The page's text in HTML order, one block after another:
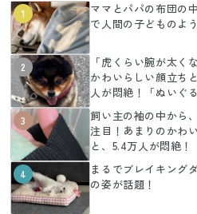
1
ママとパパの布団の
で人間の子どものよ
2
「虎くらい腕が太く
かわいらしい顔立ち
人が悶絶！「ぬいぐ
声
3
飼い主の袖の中から
注目！あまりのかわ
と、5.4万人が悶絶！
4
まるでブレイキング
の姿が話題！